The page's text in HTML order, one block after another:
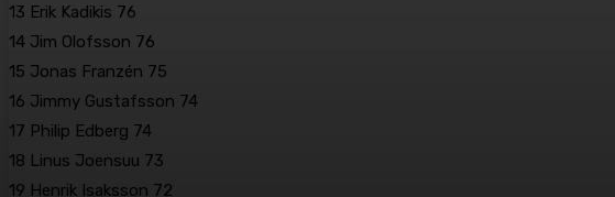
13 Erik Kadikis 76
14 Jim Olofsson 76
15 Jonas Franzén 75
16 Jimmy Gustafsson 74
17 Philip Edberg 74
18 Linus Joensuu 73
19 Henrik Isaksson 72